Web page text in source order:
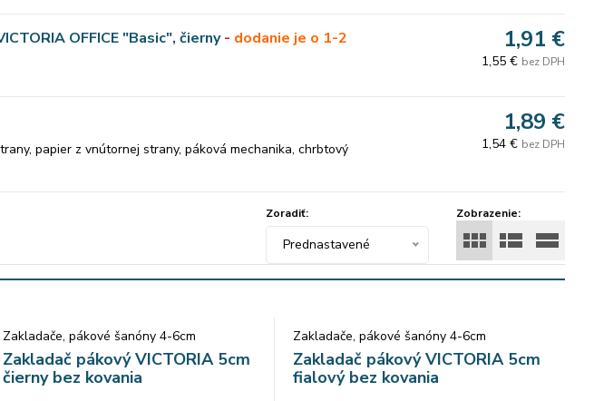
OFFICE "Basic", čierny- dodanie je o 1-2
1,91 €
1,55 € bez DPH
papier z vnútornej strany, páková mechanika, chrbtový
1,89 €
1,54 € bez DPH
Zobrazenie:
Zoradiť:
Prednastavené
Zakladače, pákové šanóny 4-6cm
Zakladač pákový VICTORIA 5cm
čierny bez kovania
Zakladače, pákové šanóny 4-6cm
Zakladač pákový VICTORIA 5cm
fialový bez kovania